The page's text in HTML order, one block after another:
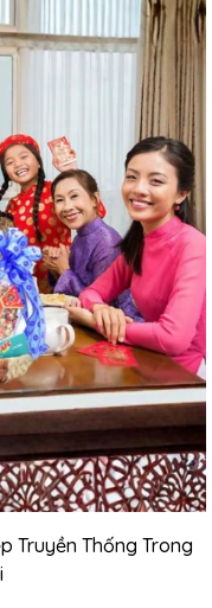
Truyền Thống Trong